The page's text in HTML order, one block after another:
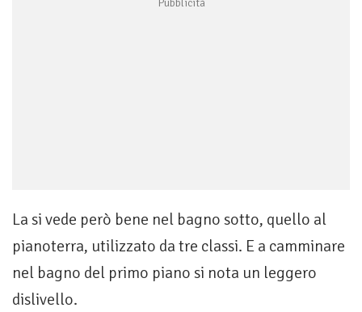
La si vede però bene nel bagno sotto, quello al
pianoterra, utilizzato da tre classi. E a camminare
nel bagno del primo piano si nota un leggero
dislivello.